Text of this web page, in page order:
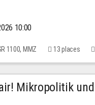
10:00
1100, MMZ 13 places
Mikropolitik